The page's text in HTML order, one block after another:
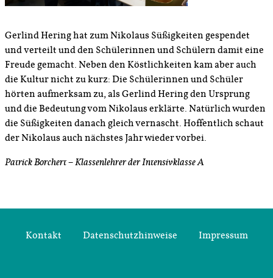
Gerlind Hering hat zum Nikolaus Süßigkeiten gespendet
und verteilt und den Schülerinnen und Schülern damit eine
Freude gemacht. Neben den Köstlichkeiten kam aber auch
die Kultur nicht zu kurz: Die Schülerinnen und Schüler
hörten aufmerksam zu, als Gerlind Hering den Ursprung
und die Bedeutung vom Nikolaus erklärte. Natürlich wurden
die Süßigkeiten danach gleich vernascht. Hoffentlich schaut
der Nikolaus auch nächstes Jahr wieder vorbei.
Patrick Borchert – Klassenlehrer der Intensivklasse A
Kontakt Datenschutzhinweise Impressum